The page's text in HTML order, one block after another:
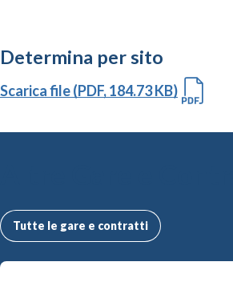
Determina per sito
Scarica file (PDF, 184.73 KB)
Tutte le gare e contratti